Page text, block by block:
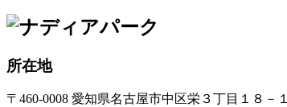
所在地
〒460-0008 愛知県名古屋市中区栄３丁目１８－１